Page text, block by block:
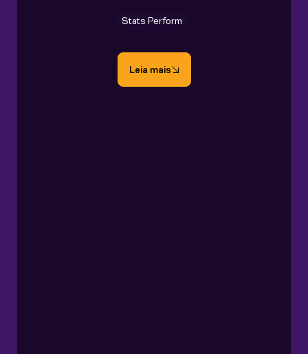
Stats Perform
Leia mais